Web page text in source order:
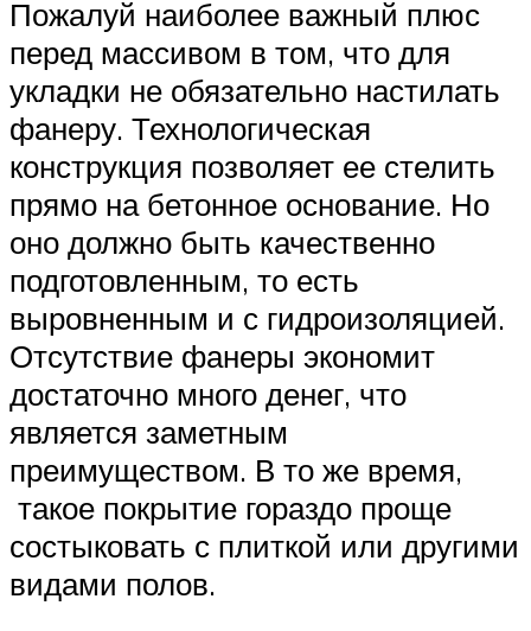
Пожалуй наиболее важный плюс
перед массивом в том, что для
укладки не обязательно настилать
фанеру. Технологическая
конструкция позволяет ее стелить
прямо на бетонное основание. Но
оно должно быть качественно
подготовленным, то есть
выровненным и с гидроизоляцией.
Отсутствие фанеры экономит
достаточно много денег, что
является заметным
преимуществом. В то же время,
такое покрытие гораздо проще
состыковать с плиткой или другими
видами полов.